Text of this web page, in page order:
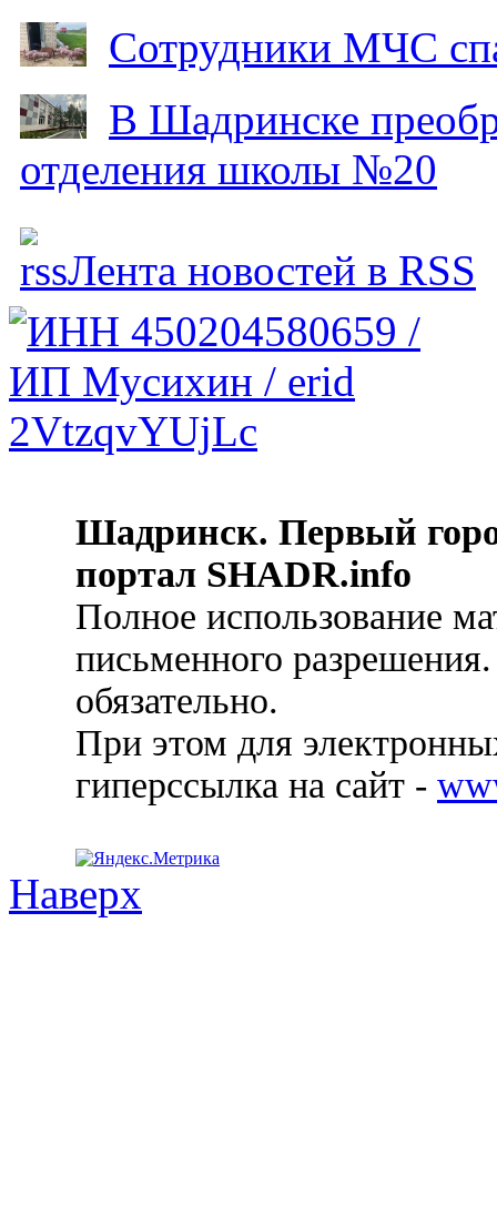
Сотрудники МЧС
В Шадринске
отделения школы №20
Лента новостей в RSS
Шадринск. Первый
портал SHADR.info
Полное использование
письменного
обязательно.
При этом для
гиперссылка на сайт -
Наверх